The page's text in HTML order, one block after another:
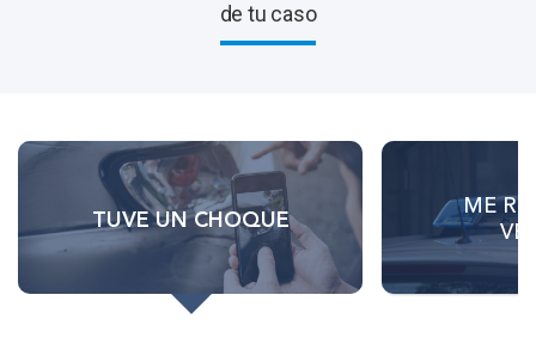
de tu caso
TUVE UN CHOQUE
ME